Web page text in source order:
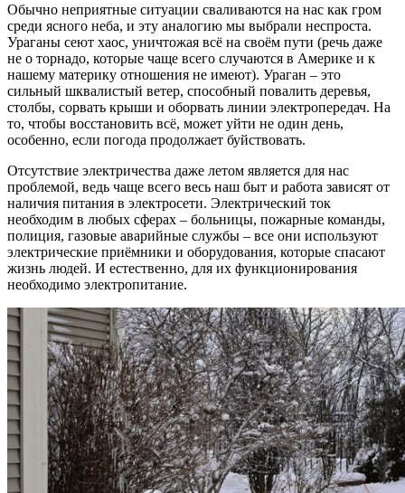
Обычно неприятные ситуации сваливаются на нас как гром
среди ясного неба, и эту аналогию мы выбрали неспроста.
Ураганы сеют хаос, уничтожая всё на своём пути (речь даже
не о торнадо, которые чаще всего случаются в Америке и к
нашему материку отношения не имеют). Ураган – это
сильный шквалистый ветер, способный повалить деревья,
столбы, сорвать крыши и оборвать линии электропередач. На
то, чтобы восстановить всё, может уйти не один день,
особенно, если погода продолжает буйствовать.
Отсутствие электричества даже летом является для нас
проблемой, ведь чаще всего весь наш быт и работа зависят от
наличия питания в электросети. Электрический ток
необходим в любых сферах – больницы, пожарные команды,
полиция, газовые аварийные службы – все они используют
электрические приёмники и оборудования, которые спасают
жизнь людей. И естественно, для их функционирования
необходимо электропитание.